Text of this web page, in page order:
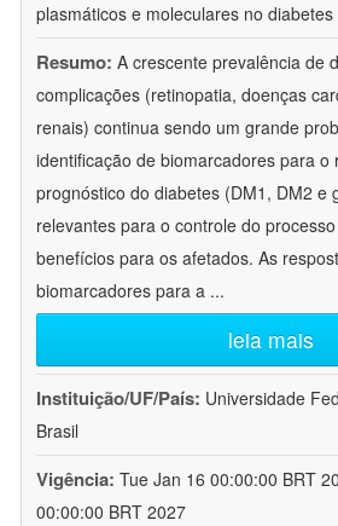
plasmáticos e moleculares no diabetes
Resumo: A crescente prevalência de
complicações (retinopatia, doenças
renais) continua sendo um grande
identificação de biomarcadores para o
prognóstico do diabetes (DM1, DM2 e
relevantes para o controle do
benefícios para os afetados. As
biomarcadores para a ...
leia mais
Instituição/UF/País: Universidade
Brasil
Vigência: Tue Jan 16 00:00:00 BRT
00:00:00 BRT 2027